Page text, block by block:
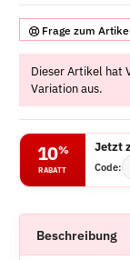
Frage zum
x
Dieser Artikel hat
Variation aus.
10%
RABATT
Jetzt
Code:
Beschreibung